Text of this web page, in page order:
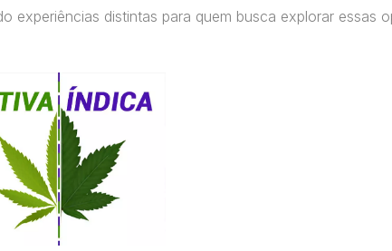
experiências distintas para quem busca explorar essas